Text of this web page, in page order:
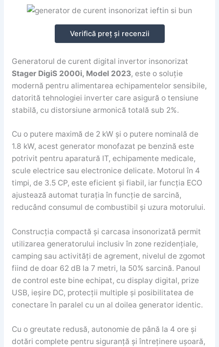
Verifică preț și recenzii
Generatorul de curent digital invertor insonorizat
Stager DigiS 2000i, Model 2023, este o soluție
modernă pentru alimentarea echipamentelor sensibile,
datorită tehnologiei inverter care asigură o tensiune
stabilă, cu distorsiune armonică totală sub 2%.
Cu o putere maximă de 2 kW și o putere nominală de
1.8 kW, acest generator monofazat pe benzină este
potrivit pentru aparatură IT, echipamente medicale,
scule electrice sau electronice delicate. Motorul în 4
timpi, de 3.5 CP, este eficient și fiabil, iar funcția ECO
ajustează automat turația în funcție de sarcină,
reducând consumul de combustibil și uzura motorului.
Construcția compactă și carcasa insonorizată permit
utilizarea generatorului inclusiv în zone rezidențiale,
camping sau activități de agrement, nivelul de zgomot
fiind de doar 62 dB la 7 metri, la 50% sarcină. Panoul
de control este bine echipat, cu display digital, prize
USB, ieșire DC, protecții multiple și posibilitatea de
conectare în paralel cu un al doilea generator identic.
Cu o greutate redusă, autonomie de până la 4 ore și
dotări complete pentru siguranță și întreținere ușoară,